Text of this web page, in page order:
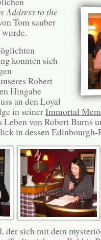
Address to the
Tom sauber
konnten sich
Robert
Hingabe
an den Loyal
in seinerImmortal
Leben von Robert Burns
in dessen Edinbourgh-
der sich mit dem